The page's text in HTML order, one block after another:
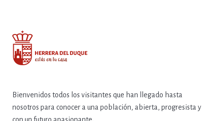
Bienvenidos todos los visitantes que han llegado hasta
nosotros para conocer a una población, abierta, progresista y